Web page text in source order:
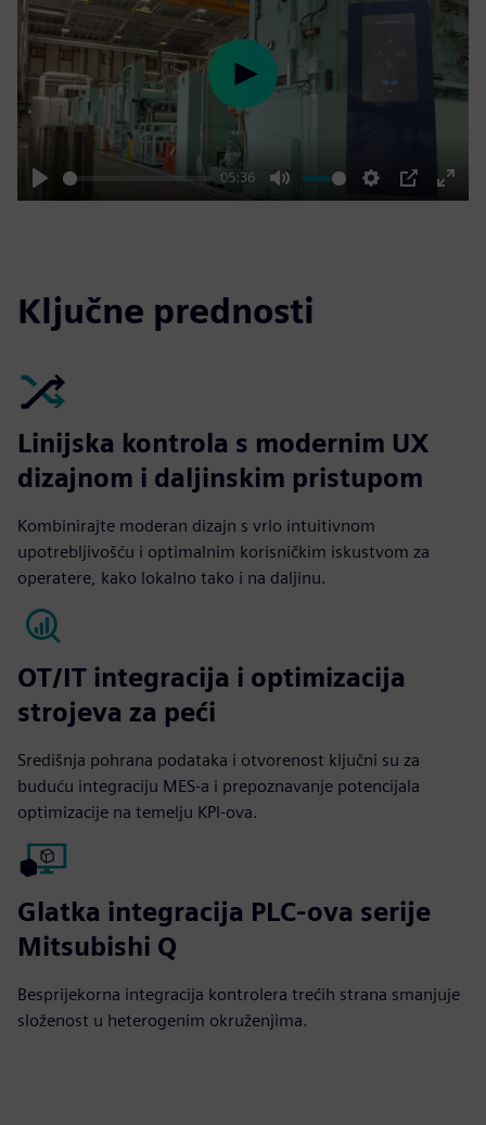
Play
05:36
Mute Settings
PIP
Enter
Play
Ključne prednosti
Linijska kontrola s modernim UX
dizajnom i daljinskim pristupom
Kombinirajte moderan dizajn s vrlo intuitivnom
upotrebljivošću i optimalnim korisničkim iskustvom za
operatere, kako lokalno tako i na daljinu.
OT/IT integracija i optimizacija
strojeva za peći
Središnja pohrana podataka i otvorenost ključni su za
buduću integraciju MES-a i prepoznavanje potencijala
optimizacije na temelju KPI-ova.
Glatka integracija PLC-ova serije
Mitsubishi Q
Besprijekorna integracija kontrolera trećih strana smanjuje
složenost u heterogenim okruženjima.